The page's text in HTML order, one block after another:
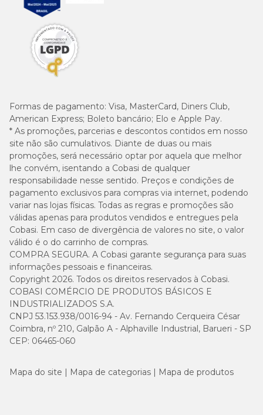
Formas de pagamento: Visa, MasterCard, Diners Club,
American Express; Boleto bancário; Elo e Apple Pay.
* As promoções, parcerias e descontos contidos em nosso
site não são cumulativos. Diante de duas ou mais
promoções, será necessário optar por aquela que melhor
lhe convém, isentando a Cobasi de qualquer
responsabilidade nesse sentido. Preços e condições de
pagamento exclusivos para compras via internet, podendo
variar nas lojas físicas. Todas as regras e promoções são
válidas apenas para produtos vendidos e entregues pela
Cobasi. Em caso de divergência de valores no site, o valor
válido é o do carrinho de compras.
COMPRA SEGURA. A Cobasi garante segurança para suas
informações pessoais e financeiras.
Copyright 2026. Todos os direitos reservados à Cobasi.
COBASI COMÉRCIO DE PRODUTOS BÁSICOS E
INDUSTRIALIZADOS S.A.
CNPJ 53.153.938/0016-94 - Av. Fernando Cerqueira César
Coimbra, nº 210, Galpão A - Alphaville Industrial, Barueri - SP
CEP: 06465-060
Mapa do site Mapa de categorias Mapa de produtos